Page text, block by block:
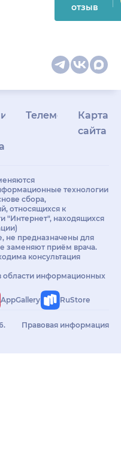
отзыв
Телемедицина
Карта
сайта
технологии
сбора,
относящихся к
"Интернет", находящихся
не предназначены для
заменяют приём врача.
консультация
области информационных
AppGallery RuStore
Правовая информация